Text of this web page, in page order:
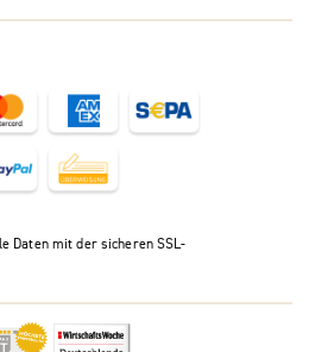
Daten mit der sicheren SSL-